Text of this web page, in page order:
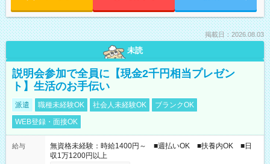
掲載日：2026.08.03
未読
説明会参加で全員に【現金2千円相当プレゼン
ト】生活のお手伝い
派遣 職種未経験OK 社会人未経験OK
ブランクOK
WEB登録・面接OK
給与
無資格未経験：時給1400円～ ■週払いOK ■扶養内OK ■日
収1万1200円以上